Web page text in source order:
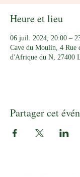
Heure et lieu
06 juil. 2024, 20:00 –
Cave du Moulin, 4 Rue
d'Afrique du N, 27400
Partager cet